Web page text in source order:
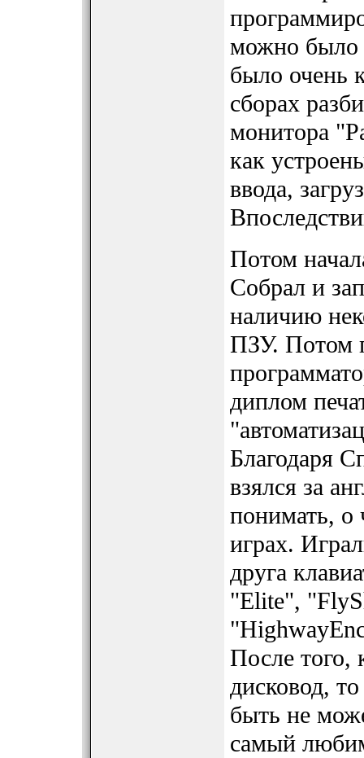
можно было
было очень
сборах
монитора
как
ввода,
Потом
Собрал и
наличию
ПЗУ. Потом
диплом
Благодаря
взялся за
понимать, о
играх.
друга
"Elite",
После того,
дисковод,
быть не
самый